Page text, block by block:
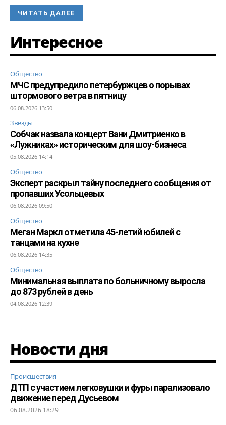
ЧИТАТЬ ДАЛЕЕ
Интересное
Общество
МЧС предупредило петербуржцев о порывах
штормового ветра в пятницу
06.08.2026 13:50
Звезды
Собчак назвала концерт Вани Дмитриенко в
«Лужниках» историческим для шоу-бизнеса
05.08.2026 14:14
Общество
Эксперт раскрыл тайну последнего сообщения от
пропавших Усольцевых
06.08.2026 09:50
Общество
Меган Маркл отметила 45-летий юбилей с
танцами на кухне
06.08.2026 14:35
Общество
Минимальная выплата по больничному выросла
до 873 рублей в день
04.08.2026 12:39
Новости дня
Происшествия
ДТП с участием легковушки и фуры парализовало
движение перед Дусьевом
06.08.2026 18:29